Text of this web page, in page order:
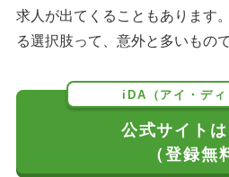
求人が出てくることもあります
る選択肢って、意外と多いもので
iDA（アイ・ディ
公式サイト
（登録無